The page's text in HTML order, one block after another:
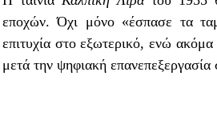
εποχών. Όχι μόνο «έσπασε τα
επιτυχία στο εξωτερικό, ενώ ακόμα
μετά την ψηφιακή